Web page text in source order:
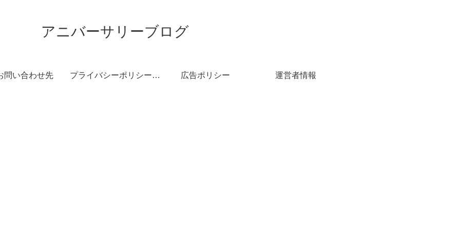
アニバーサリーブログ
問い合わせ先 プライバシーポリシー・免責事項 広告ポリシー 運営者情報